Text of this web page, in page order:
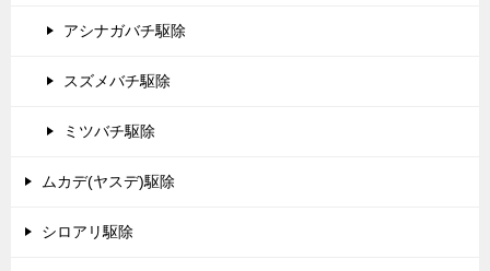
アシナガバチ駆除
スズメバチ駆除
ミツバチ駆除
ムカデ(ヤスデ)駆除
シロアリ駆除